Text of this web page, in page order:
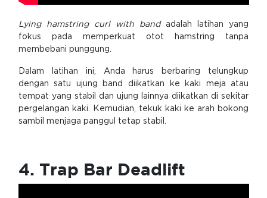
Lying hamstring curl with bandadalah latihan yang
fokus pada memperkuat otot hamstring tanpa
membebani punggung.
Dalam latihan ini, Anda harus berbaring telungkup
dengan satu ujung band diikatkan ke kaki meja atau
tempat yang stabil dan ujung lainnya diikatkan di sekitar
pergelangan kaki. Kemudian, tekuk kaki ke arah bokong
sambil menjaga panggul tetap stabil.
4. Trap Bar Deadlift